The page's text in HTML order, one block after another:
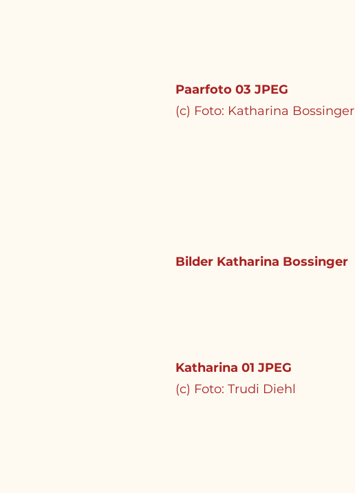
Paarfoto 03 JPEG
(c) Foto: Katharina Bossinger
Bilder Katharina Bossinger
Katharina 01 JPEG
(c) Foto: Trudi Diehl